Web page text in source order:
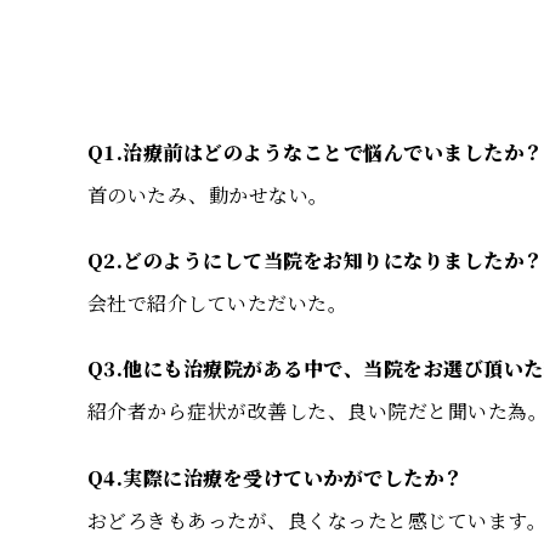
Q1.治療前はどのようなことで悩んでいましたか？
首のいたみ、動かせない。
Q2.どのようにして当院をお知りになりましたか？
会社で紹介していただいた。
Q3.他にも治療院がある中で、当院をお選び頂い
紹介者から症状が改善した、良い院だと聞いた為。
Q4.実際に治療を受けていかがでしたか？
おどろきもあったが、良くなったと感じています。